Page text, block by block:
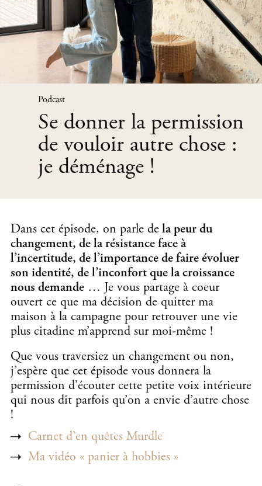
Podcast
Se donner la permission
de vouloir autre chose :
je déménage !
Dans cet épisode, on parle dela peur du
changement, de la résistance face à
l’incertitude, de l’importance de faire évoluer
son identité, de l’inconfort que la croissance
nous demande … Je vous partage à coeur
ouvert ce que ma décision de quitter ma
maison à la campagne pour retrouver une vie
plus citadine m’apprend sur moi-même !
Que vous traversiez un changement ou non,
j’espère que cet épisode vous donnera la
permission d’écouter cette petite voix intérieure
qui nous dit parfois qu’on a envie d’autre chose
!
Carnet d’en quêtes Murdle
Ma vidéo « panier à hobbies »